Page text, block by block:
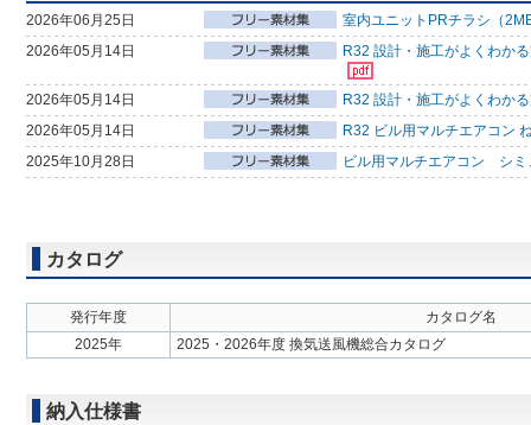
2026年06月25日
室内ユニットPRチラシ（
2026年05月14日
R32 設計・施工がよくわか
2026年05月14日
R32 設計・施工がよくわか
2026年05月14日
R32 ビル用マルチエアコン
2025年10月28日
ビル用マルチエアコン シミ
カタログ
発行年度
カタログ名
2025年
2025・2026年度 換気送風機総合カタログ
納入仕様書